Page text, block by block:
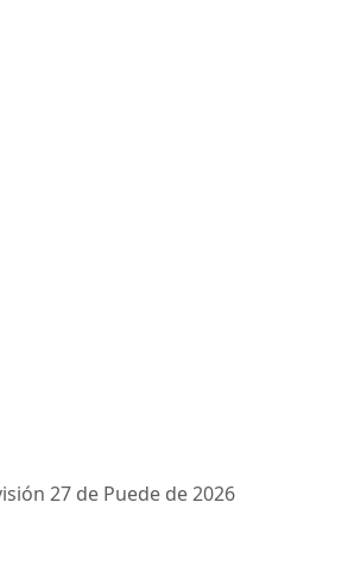
27 de Puede de 2026